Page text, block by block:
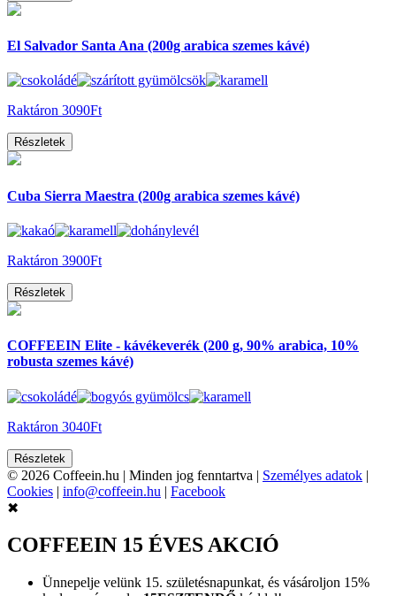
El Salvador Santa Ana (200g arabica szemes kávé)
Raktáron 3090Ft
Részletek
Cuba Sierra Maestra (200g arabica szemes kávé)
Raktáron 3900Ft
Részletek
COFFEEIN Elite - kávékeverék (200 g, 90% arabica, 10%
robusta szemes kávé)
Raktáron 3040Ft
Részletek
© 2026 Coffeein.hu | Minden jog fenntartva | Személyes adatok |
Cookies | info@coffeein.hu | Facebook
✖
COFFEEIN 15 ÉVES AKCIÓ
Ünnepelje velünk 15. születésnapunkat, és vásároljon 15%